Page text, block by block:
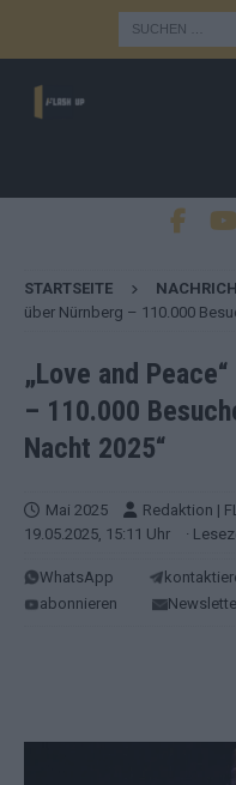
STARTSEITE
über Nürnberg – 110.000
„Love and
– 110.000
Nacht 2025“
Mai 2025 Redaktion |
19.05.2025, 15:11 Uhr
·
WhatsApp
abonnieren